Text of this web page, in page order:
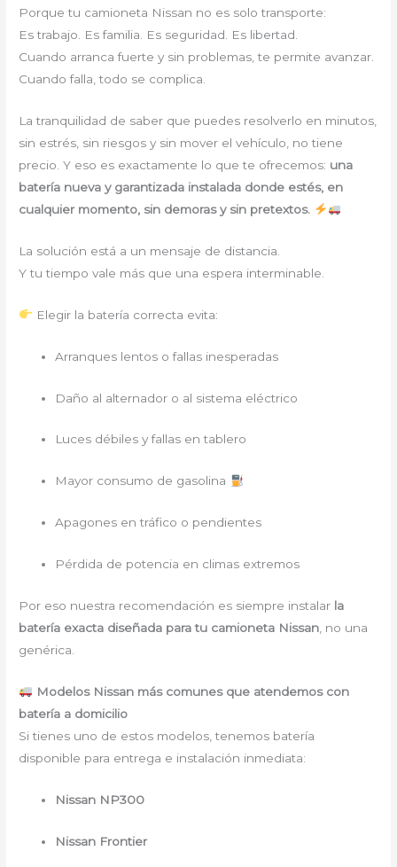
Porque tu camioneta Nissan no es solo transporte:
Es trabajo. Es familia. Es seguridad. Es libertad.
Cuando arranca fuerte y sin problemas, te permite avanzar.
Cuando falla, todo se complica.
La tranquilidad de saber que puedes resolverlo en minutos,
sin estrés, sin riesgos y sin mover el vehículo, no tiene
precio. Y eso es exactamente lo que te ofrecemos: una
batería nueva y garantizada instalada donde estés, en
cualquier momento, sin demoras y sin pretextos.
La solución está a un mensaje de distancia.
Y tu tiempo vale más que una espera interminable.
Elegir la batería correcta evita:
Arranques lentos o fallas inesperadas
Daño al alternador o al sistema eléctrico
Luces débiles y fallas en tablero
Mayor consumo de gasolina
Apagones en tráfico o pendientes
Pérdida de potencia en climas extremos
Por eso nuestra recomendación es siempre instalar la
batería exacta diseñada para tu camioneta Nissan , no una
genérica.
Modelos Nissan más comunes que atendemos con
batería a domicilio
Si tienes uno de estos modelos, tenemos batería
disponible para entrega e instalación inmediata:
Nissan NP300
Nissan Frontier